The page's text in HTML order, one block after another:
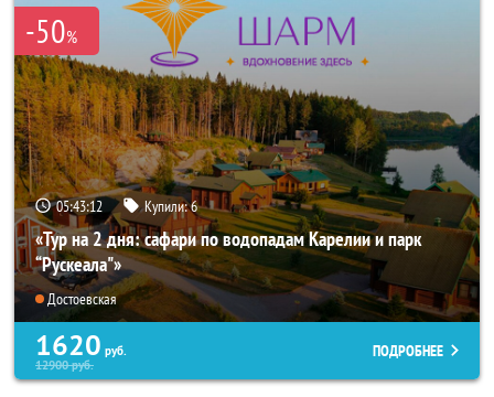
-50%
05:43:11 Купили:6
«Тур на 2 дня: сафари по водопадам Карелии и парк
“Рускеала"»
Достоевская
1620 руб.
12900руб.
ПОДРОБНЕЕ